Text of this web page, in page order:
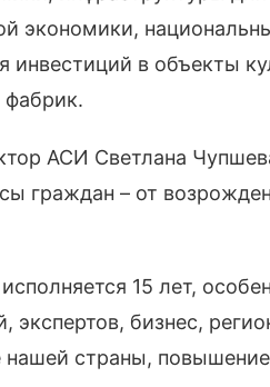
экономики,
инвестиций в объекты
АСИ Светлана
граждан – от
15 лет,
бизнес,
нашей страны,